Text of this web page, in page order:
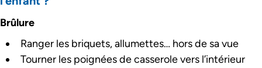
Brûlure
Ranger les briquets, allumettes… hors de sa vue
Tourner les poignées de casserole vers l’intérieur